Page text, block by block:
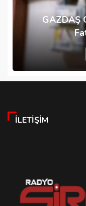
GAZDAŞ
İLETIŞIM